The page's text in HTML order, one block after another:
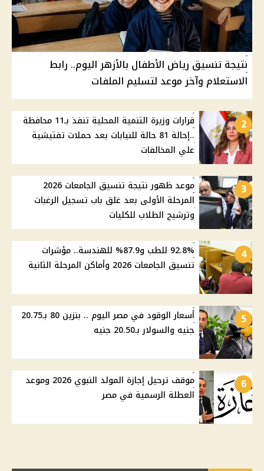
نتيجة تنسيق رياض الأطفال بالأزهر اليوم.. رابط
الاستعلام وآخر موعد لتسليم الملفات
2
قرارات وزيرة التنمية المحلية تنفذ بـ11 محافظة
..إحالة 81 حالة للنيابات بعد حملات تفتيشية
علي المخالفات
3
موعد ظهور نتيجة تنسيق الجامعات 2026
المرحلة الأولى بعد غلق باب تسجيل الرغبات
وترشيح الطلاب للكليات
4
92.8% للطب و87.9% للهندسة.. مؤشرات
تنسيق الجامعات 2026 وأماكن المرحلة الثانية
5
أسعار الوقود في مصر اليوم .. بنزين 80 بـ20.75
جنيه والسولار بـ20.50 جنيه
6
موقف ترحيل إجازة المولد النبوي 2026 وموعد
العطلة الرسمية في مصر